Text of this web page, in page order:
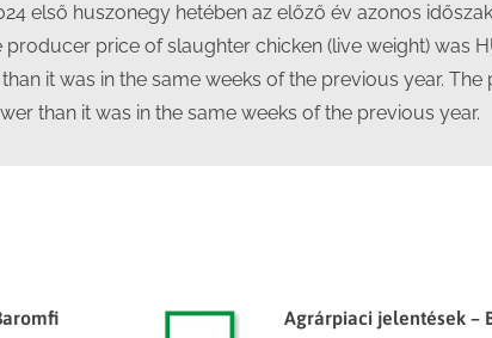
első huszonegy hetében az előző év azonos
price of slaughter chicken (live weight) was
it was in the same weeks of the previous year.
than it was in the same weeks of the previous year.
Agrárpiaci jelentések –